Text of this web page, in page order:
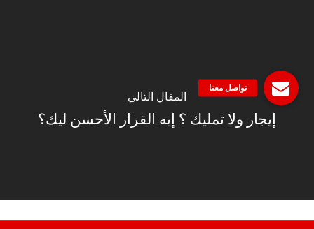
المقال التالي
إيجار ولا تمليك ؟ إيه القرار الأحسن ليك؟